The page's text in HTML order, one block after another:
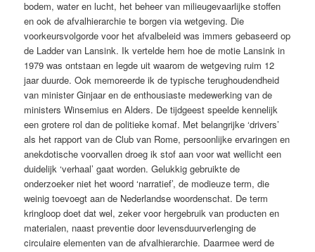
bodem, water en lucht, het beheer van milieugevaarlijke stoffen
en ook de afvalhierarchie te borgen via wetgeving. Die
voorkeursvolgorde voor het afvalbeleid was immers gebaseerd op
de Ladder van Lansink. Ik vertelde hem hoe de motie Lansink in
1979 was ontstaan en legde uit waarom de wetgeving ruim 12
jaar duurde. Ook memoreerde ik de typische terughoudendheid
van minister Ginjaar en de enthousiaste medewerking van de
ministers Winsemius en Alders. De tijdgeest speelde kennelijk
een grotere rol dan de politieke komaf. Met belangrijke ‘drivers’
als het rapport van de Club van Rome, persoonlijke ervaringen en
anekdotische voorvallen droeg ik stof aan voor wat wellicht een
duidelijk ‘verhaal’ gaat worden. Gelukkig gebruikte de
onderzoeker niet het woord ‘narratief’, de modieuze term, die
weinig toevoegt aan de Nederlandse woordenschat. De term
kringloop doet dat wel, zeker voor hergebruik van producten en
materialen, naast preventie door levensduurverlenging de
circulaire elementen van de afvalhierarchie. Daarmee werd de